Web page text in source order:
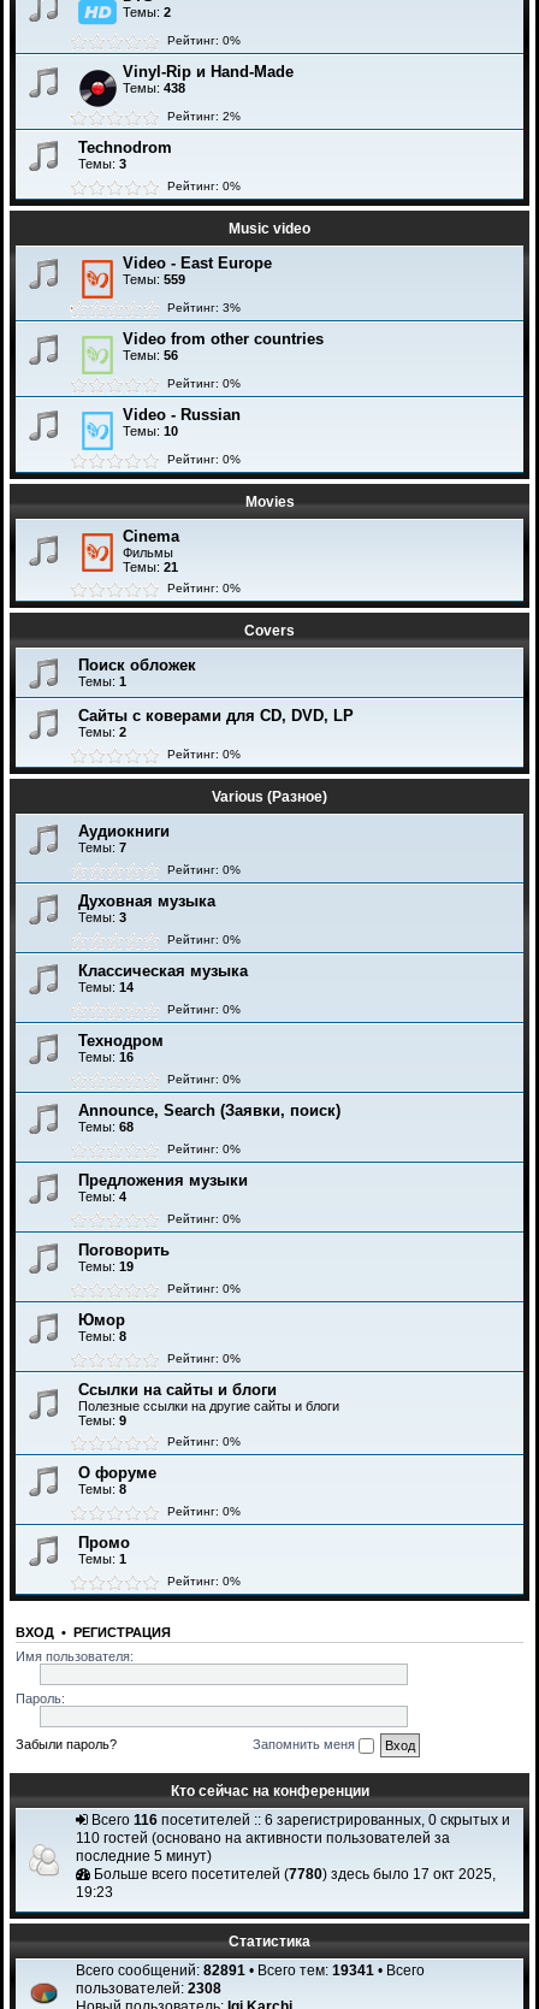
Темы: 2
Рейтинг: 0%
Vinyl-Rip и Hand-Made
Темы: 438
Рейтинг: 2%
Technodrom
Темы: 3
Рейтинг: 0%
Music video
Video - East Europe
Темы: 559
Рейтинг: 3%
Video from other countries
Темы: 56
Рейтинг: 0%
Video - Russian
Темы: 10
Рейтинг: 0%
Movies
Cinema
Фильмы
Темы: 21
Рейтинг: 0%
Covers
Поиск обложек
Темы: 1
Сайты с коверами для CD, DVD, LP
Темы: 2
Рейтинг: 0%
Various (Разное)
Аудиокниги
Темы: 7
Рейтинг: 0%
Духовная музыка
Темы: 3
Рейтинг: 0%
Классическая музыка
Темы: 14
Рейтинг: 0%
Технодром
Темы: 16
Рейтинг: 0%
Announce, Search (Заявки, поиск)
Темы: 68
Рейтинг: 0%
Предложения музыки
Темы: 4
Рейтинг: 0%
Поговорить
Темы: 19
Рейтинг: 0%
Юмор
Темы: 8
Рейтинг: 0%
Ссылки на сайты и блоги
Полезные ссылки на другие сайты и блоги
Темы: 9
Рейтинг: 0%
О форуме
Темы: 8
Рейтинг: 0%
Промо
Темы: 1
Рейтинг: 0%
ВХОД • РЕГИСТРАЦИЯ
Имя пользователя:
Пароль:
Забыли пароль? Запомнить меня
Кто сейчас на конференции
Всего 116 посетителей :: 6 зарегистрированных, 0 скрытых и
110 гостей (основано на активности пользователей за
последние 5 минут)
Больше всего посетителей (7780) здесь было 17 окт 2025,
19:23
Статистика
Всего сообщений: 82891 • Всего тем: 19341 • Всего
пользователей: 2308